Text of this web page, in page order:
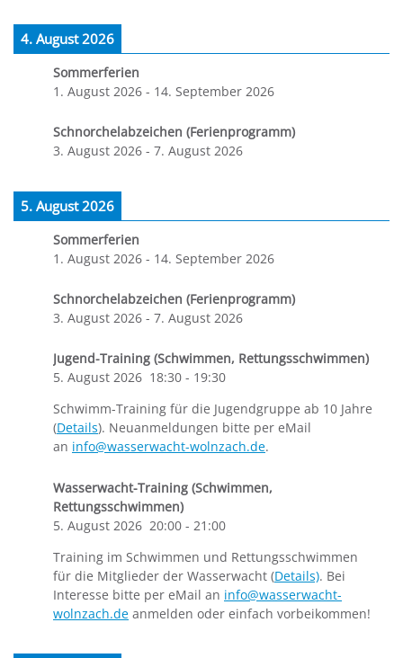
4. August 2026
Sommerferien
1. August 2026 - 14. September 2026
Schnorchelabzeichen (Ferienprogramm)
3. August 2026 - 7. August 2026
5. August 2026
Sommerferien
1. August 2026 - 14. September 2026
Schnorchelabzeichen (Ferienprogramm)
3. August 2026 - 7. August 2026
Jugend-Training (Schwimmen, Rettungsschwimmen)
5. August 2026 18:30 - 19:30
Schwimm-Training für die Jugendgruppe ab 10 Jahre
(Details). Neuanmeldungen bitte per eMail
an info@wasserwacht-wolnzach.de.
Wasserwacht-Training (Schwimmen,
Rettungsschwimmen)
5. August 2026 20:00 - 21:00
Training im Schwimmen und Rettungsschwimmen
für die Mitglieder der Wasserwacht (Details). Bei
Interesse bitte per eMail an info@wasserwacht-
wolnzach.de anmelden oder einfach vorbeikommen!